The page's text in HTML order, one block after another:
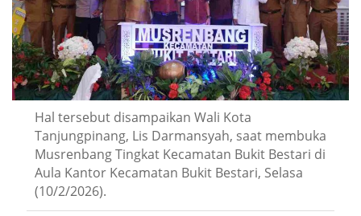
Hal tersebut disampaikan Wali Kota
Tanjungpinang, Lis Darmansyah, saat membuka
Musrenbang Tingkat Kecamatan Bukit Bestari di
Aula Kantor Kecamatan Bukit Bestari, Selasa
(10/2/2026).